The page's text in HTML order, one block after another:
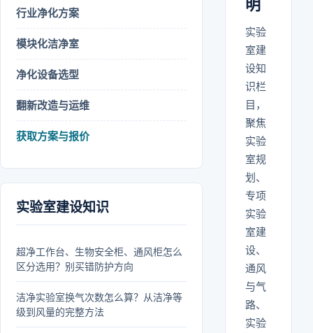
行业净化方案
模块化洁净室
净化设备选型
翻新改造与运维
获取方案与报价
实验室建设知识
超净工作台、生物安全柜、通风柜怎么
区分选用？别买错防护方向
洁净实验室换气次数怎么算？从洁净等
级到风量的完整方法
明
实验
室建
设知
识栏
目，
聚焦
实验
室规
划、
专项
实验
室建
设、
通风
与气
路、
实验